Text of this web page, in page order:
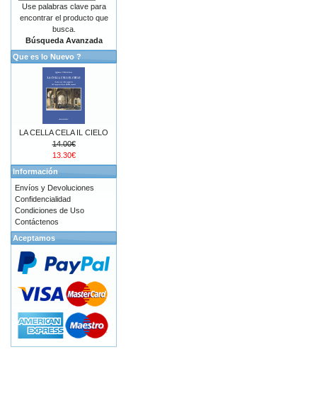
Use palabras clave para
encontrar el producto que
busca.
Búsqueda Avanzada
Que es lo Nuevo ?
LA CELLA CELA IL CIELO
14.00€
13.30€
Información
Envíos y Devoluciones
Confidencialidad
Condiciones de Uso
Contáctenos
Aceptamos